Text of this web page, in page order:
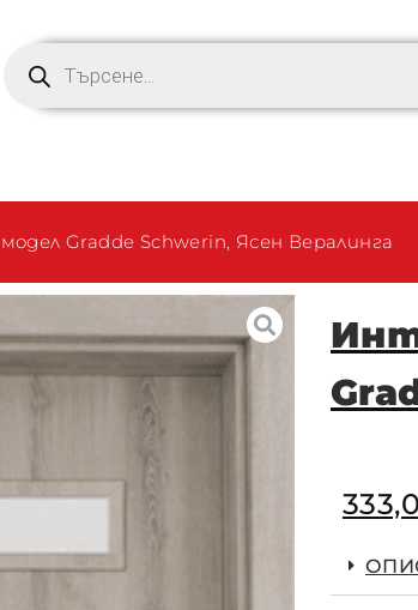
Gradde Schwerin, Ясен Вералинга